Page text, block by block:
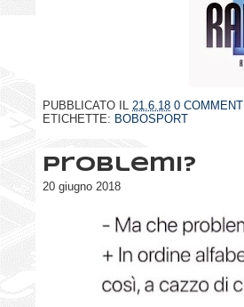
PUBBLICATO IL 21.6.18 0 COMMENTI
ETICHETTE: BOBOSPORT
Problemi?
20 giugno 2018